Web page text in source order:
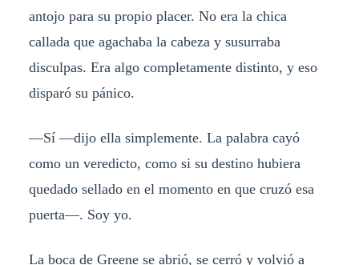
antojo para su propio placer. No era la chica
callada que agachaba la cabeza y susurraba
disculpas. Era algo completamente distinto, y eso
disparó su pánico.
—Sí —dijo ella simplemente. La palabra cayó
como un veredicto, como si su destino hubiera
quedado sellado en el momento en que cruzó esa
puerta—. Soy yo.
La boca de Greene se abrió, se cerró y volvió a